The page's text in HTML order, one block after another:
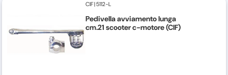
CIF|5112-L
Pedivella avviamento lunga
cm.21 scooter c-motore (CIF)